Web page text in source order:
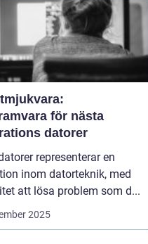
för nästa
datorer
representerar en
inom datorteknik, med
att lösa problem som d...
2025